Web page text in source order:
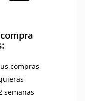
compras
semanas